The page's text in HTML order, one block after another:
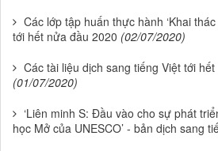
Các lớp tập huấn thực hành ‘Khai
tới hết nửa đầu 2020 (02/07/2020)
Các tài liệu dịch sang tiếng Việt tới
(01/07/2020)
‘Liên minh S: Đầu vào cho sự phát
học Mở của UNESCO’ - bản dịch sang